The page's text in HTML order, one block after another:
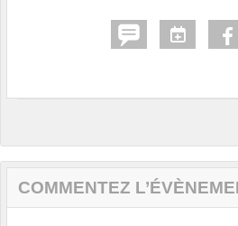
COMMENTEZ